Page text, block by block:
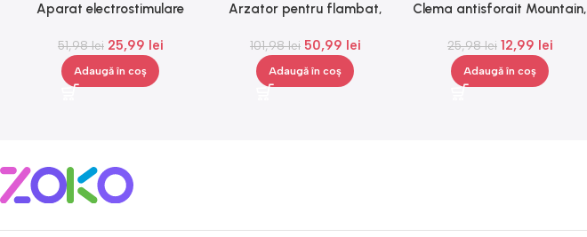
Aparat electrostimulare
nivele, negru, portocaliu,
Gonga®
51,98lei 25,99 lei
Adaugă în coș
Arzator pentru flambat,
Gonga®
101,98lei 50,99 lei
Adaugă în coș
Clema antisforait Mountain,
25,98lei 12,99 lei
Adaugă în coș